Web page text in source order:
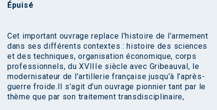
Épuisé
Cet important ouvrage replace l’histoire de l’armement
dans ses différents contextes : histoire des sciences
et des techniques, organisation économique, corps
professionnels, du XVIIIe siècle avec Gribeauval, le
modernisateur de l’artillerie française jusqu’à l’après-
guerre froide.Il s’agit d’un ouvrage pionnier tant par le
thème que par son traitement transdisciplinaire,